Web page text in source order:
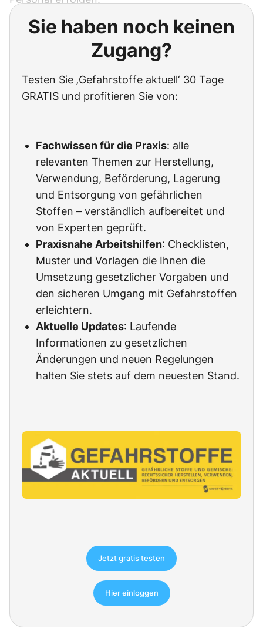
Sie haben noch keinen
Zugang?
Testen Sie ‚Gefahrstoffe aktuell‘ 30 Tage
GRATIS und profitieren Sie von:
Fachwissen für die Praxis: alle
relevanten Themen zur Herstellung,
Verwendung, Beförderung, Lagerung
und Entsorgung von gefährlichen
Stoffen – verständlich aufbereitet und
von Experten geprüft.
Praxisnahe Arbeitshilfen: Checklisten,
Muster und Vorlagen die Ihnen die
Umsetzung gesetzlicher Vorgaben und
den sicheren Umgang mit Gefahrstoffen
erleichtern.
Aktuelle Updates: Laufende
Informationen zu gesetzlichen
Änderungen und neuen Regelungen
halten Sie stets auf dem neuesten Stand.
Jetzt gratis testen
Hier einloggen